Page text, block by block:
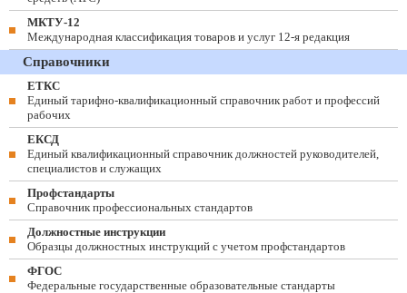
МКТУ-12
Международная классификация товаров и услуг 12-я редакция
Справочники
ЕТКС
Единый тарифно-квалификационный справочник работ и профессий
рабочих
ЕКСД
Единый квалификационный справочник должностей руководителей,
специалистов и служащих
Профстандарты
Справочник профессиональных стандартов
Должностные инструкции
Образцы должностных инструкций с учетом профстандартов
ФГОС
Федеральные государственные образовательные стандарты